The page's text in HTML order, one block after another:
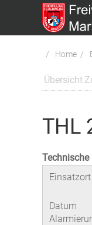
Home
Übersicht
THL
Einsatzort
Datum